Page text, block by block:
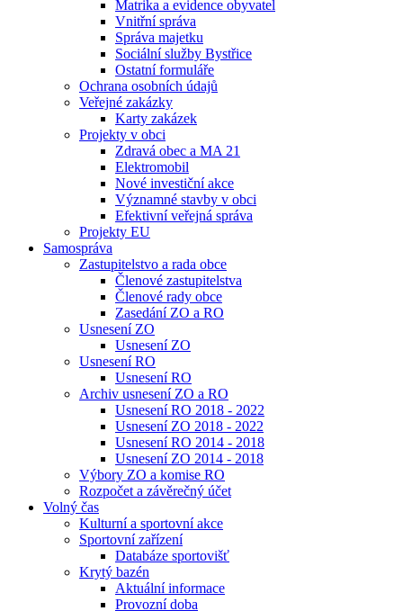
Matrika a evidence obyvatel
Vnitřní správa
Správa majetku
Sociální služby Bystřice
Ostatní formuláře
Ochrana osobních údajů
Veřejné zakázky
Karty zakázek
Projekty v obci
Zdravá obec a MA 21
Elektromobil
Nové investiční akce
Významné stavby v obci
Efektivní veřejná správa
Projekty EU
Samospráva
Zastupitelstvo a rada obce
Členové zastupitelstva
Členové rady obce
Zasedání ZO a RO
Usnesení ZO
Usnesení ZO
Usnesení RO
Usnesení RO
Archiv usnesení ZO a RO
Usnesení RO 2018 - 2022
Usnesení ZO 2018 - 2022
Usnesení RO 2014 - 2018
Usnesení ZO 2014 - 2018
Výbory ZO a komise RO
Rozpočet a závěrečný účet
Volný čas
Kulturní a sportovní akce
Sportovní zařízení
Databáze sportovišť
Krytý bazén
Aktuální informace
Provozní doba